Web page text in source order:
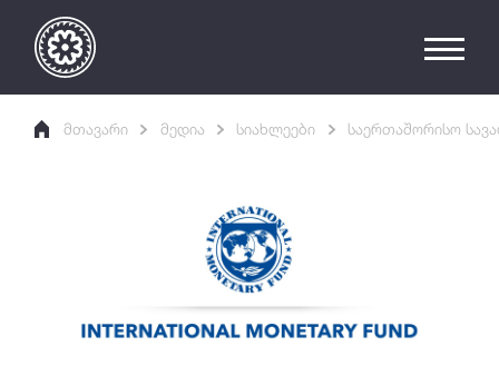
მთავარი მედია სიახლეები საერთაშორისო